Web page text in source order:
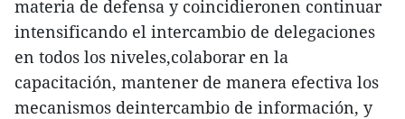
materia de defensa y coincidieronen continuar
intensificando el intercambio de delegaciones
en todos los niveles,colaborar en la
capacitación, mantener de manera efectiva los
mecanismos deintercambio de información, y